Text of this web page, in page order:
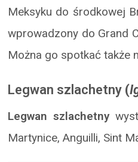
Meksyku do środkowej
wprowadzony do Grand
Można go spotkać także
Legwan szlachetny (
Legwan szlachetny
Martynice, Anguilli, Sint